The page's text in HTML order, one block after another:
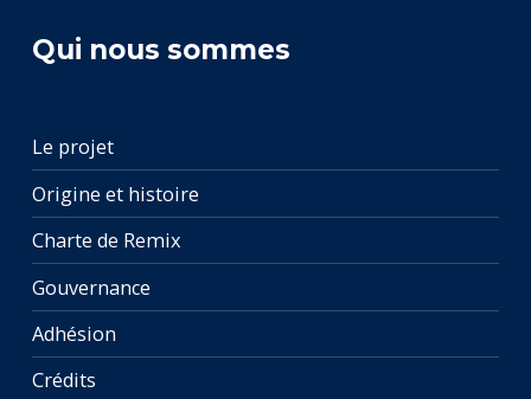
Qui nous sommes
Le projet
Origine et histoire
Charte de Remix
Gouvernance
Adhésion
Crédits